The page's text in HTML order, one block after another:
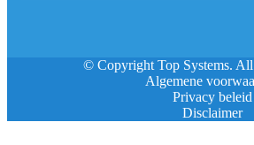
© Copyright Top Systems. All
Algemene
Privacy beleid
Disclaimer